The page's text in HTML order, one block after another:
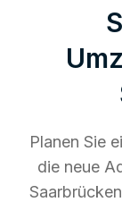
Planen Sie
die neue